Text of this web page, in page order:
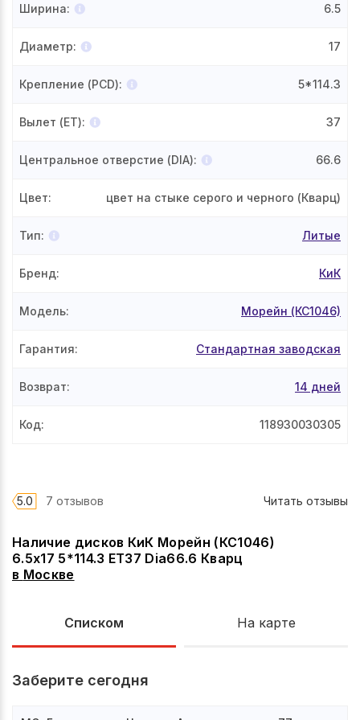
Наличие дисков КиК Морейн (КС1046)
6.5x17 5*114.3 ET37 Dia66.6 Кварц
в Москве
Списком На карте
Заберите сегодня
Ширина: 6.5
Диаметр: 17
Крепление (PCD): 5*114.3
Вылет (ET): 37
Центральное отверстие (DIA): 66.6
Цвет: цвет на стыке серого и черного (Кварц)
Тип: Литые
Бренд: КиК
Модель: Морейн (КС1046)
Гарантия: Стандартная заводская
Возврат: 14 дней
Код: 118930030305
5.0 7 отзывов Читать отзывы